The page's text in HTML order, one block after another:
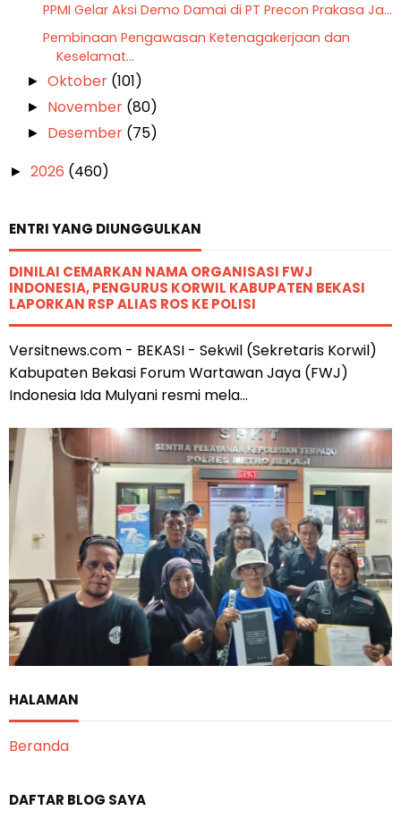
PPMI Gelar Aksi Demo Damai di PT Precon Prakasa Ja...
Pembinaan Pengawasan Ketenagakerjaan dan
Keselamat...
►Oktober (101)
► November (80)
► Desember (75)
► 2026 (460)
ENTRI YANG DIUNGGULKAN
DINILAI CEMARKAN NAMA ORGANISASI FWJ
INDONESIA, PENGURUS KORWIL KABUPATEN BEKASI
LAPORKAN RSP ALIAS ROS KE POLISI
Versitnews.com - BEKASI - Sekwil (Sekretaris Korwil)
Kabupaten Bekasi Forum Wartawan Jaya (FWJ)
Indonesia Ida Mulyani resmi mela...
HALAMAN
Beranda
DAFTAR BLOG SAYA